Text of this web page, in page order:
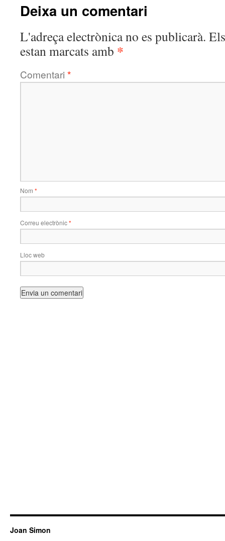
Deixa un comentari
L'adreça electrònica no es publicarà.
estan marcats amb *
Comentari *
Nom *
Correu electrònic*
Lloc web
Joan Simon